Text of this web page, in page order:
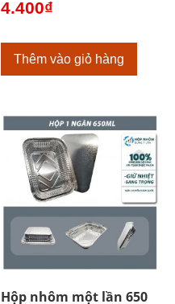
4.400₫
Thêm vào giỏ hàng
Hộp nhôm một lần 650